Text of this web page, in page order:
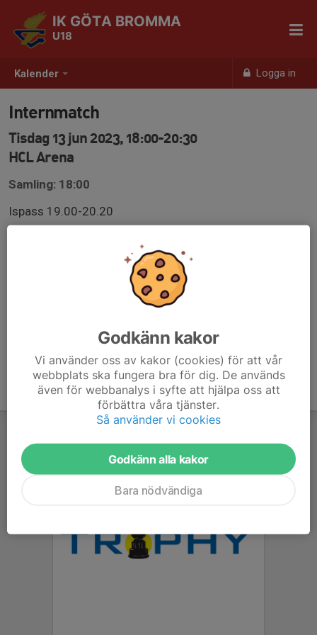
Kalender Logga in
IK GÖTA BROMMA
U18
Internmatch
Tisdag 13 jun 2023, 18:00-20:30
HCL Arena
Samling: 18:00
Ispass 19.00-20.20
Godkänn kakor
Vi använder oss av kakor (cookies) för att vår
webbplats ska fungera bra för dig. De används
även för webbanalys i syfte att hjälpa oss att
förbättra våra tjänster.
Så använder vi cookies
Godkänn alla kakor
Bara nödvändiga